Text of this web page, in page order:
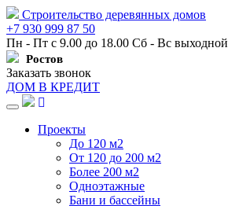
Строительство деревянных домов
+7 930 999 87 50
Пн - Пт с 9.00 до 18.00 Сб - Вс выходной
Ростов
Заказать звонок
ДОМ В КРЕДИТ
Навигация
Проекты
До 120 м2
От 120 до 200 м2
Более 200 м2
Одноэтажные
Бани и бассейны